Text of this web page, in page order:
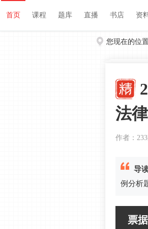
首页 课程 题库
首页 课程 题库 直播 书店 资
您现在的位置
法
作者：
导
例分析
票